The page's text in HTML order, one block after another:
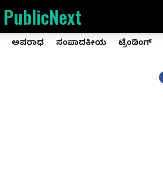
PublicNext
ಅಪರಾಧ ಸಂಪಾದಕೀಯ ಟ್ರೆಂಡಿಂಗ್